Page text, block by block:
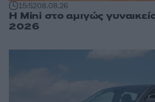
15:5208.08.26
Η Mini στο αμιγώς
2026